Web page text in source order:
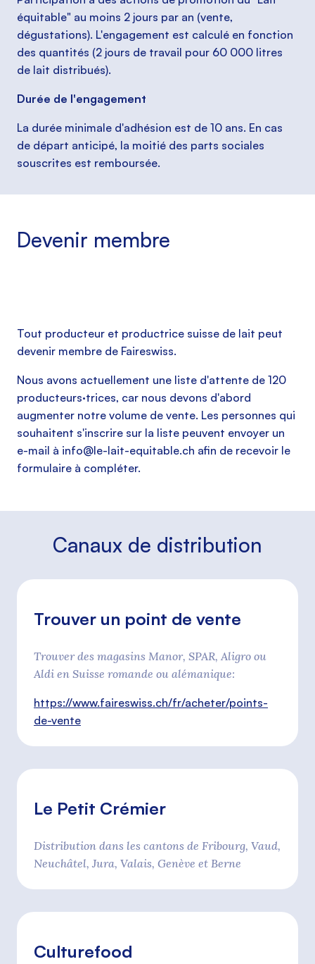
équitable" au moins 2 jours par an (vente,
dégustations). L'engagement est calculé en fonction
des quantités (2 jours de travail pour 60 000 litres
de lait distribués).
Durée de l'engagement
La durée minimale d'adhésion est de 10 ans. En cas
de départ anticipé, la moitié des parts sociales
souscrites est remboursée.
Devenir membre
Tout producteur et productrice suisse de lait peut
devenir membre de Faireswiss.
Nous avons actuellement une liste d'attente de 120
producteurs·trices, car nous devons d'abord
augmenter notre volume de vente. Les personnes qui
souhaitent s'inscrire sur la liste peuvent envoyer un
e-mail à info@le-lait-equitable.ch afin de recevoir le
formulaire à compléter.
Canaux de distribution
Trouver un point de vente
Trouver des magasins Manor, SPAR, Aligro ou
Aldi en Suisse romande ou alémanique:
https://www.faireswiss.ch/fr/acheter/points-
de-vente
Le Petit Crémier
Distribution dans les cantons de Fribourg, Vaud,
Neuchâtel, Jura, Valais, Genève et Berne
Culturefood